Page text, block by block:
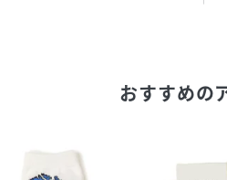
おすすめの